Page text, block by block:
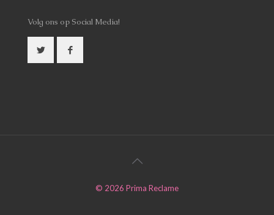
Volg ons op Social Media!
© 2026 Prima Reclame